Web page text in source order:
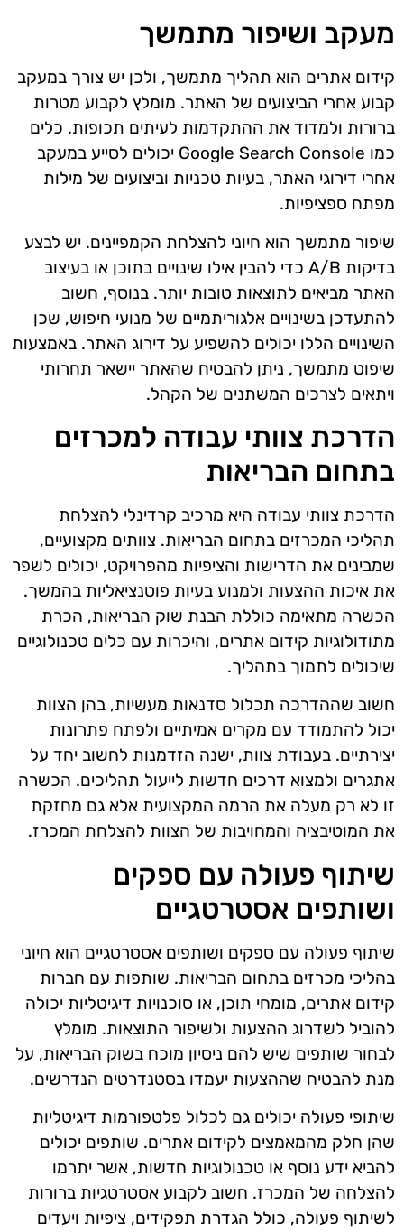
מעקב ושיפור מתמשך
קידום אתרים הוא תהליך מתמשך, ולכן יש צורך במעקב
קבוע אחרי הביצועים של האתר. מומלץ לקבוע מטרות
ברורות ולמדוד את ההתקדמות לעיתים תכופות. כלים
כמו Google Search Console יכולים לסייע במעקב
אחרי דירוגי האתר, בעיות טכניות וביצועים של מילות
מפתח ספציפיות.
שיפור מתמשך הוא חיוני להצלחת הקמפיינים. יש לבצע
בדיקות A/B כדי להבין אילו שינויים בתוכן או בעיצוב
האתר מביאים לתוצאות טובות יותר. בנוסף, חשוב
להתעדכן בשינויים אלגוריתמיים של מנועי חיפוש, שכן
השינויים הללו יכולים להשפיע על דירוג האתר. באמצעות
שיפוט מתמשך, ניתן להבטיח שהאתר יישאר תחרותי
ויתאים לצרכים המשתנים של הקהל.
הדרכת צוותי עבודה למכרזים
בתחום הבריאות
הדרכת צוותי עבודה היא מרכיב קרדינלי להצלחת
תהליכי המכרזים בתחום הבריאות. צוותים מקצועיים,
שמבינים את הדרישות והציפיות מהפרויקט, יכולים לשפר
את איכות ההצעות ולמנוע בעיות פוטנציאליות בהמשך.
הכשרה מתאימה כוללת הבנת שוק הבריאות, הכרת
מתודולוגיות קידום אתרים, והיכרות עם כלים טכנולוגיים
שיכולים לתמוך בתהליך.
חשוב שההדרכה תכלול סדנאות מעשיות, בהן הצוות
יכול להתמודד עם מקרים אמיתיים ולפתח פתרונות
יצירתיים. בעבודת צוות, ישנה הזדמנות לחשוב יחד על
אתגרים ולמצוא דרכים חדשות לייעול תהליכים. הכשרה
זו לא רק מעלה את הרמה המקצועית אלא גם מחזקת
את המוטיבציה והמחויבות של הצוות להצלחת המכרז.
שיתוף פעולה עם ספקים
ושותפים אסטרטגיים
שיתוף פעולה עם ספקים ושותפים אסטרטגיים הוא חיוני
בהליכי מכרזים בתחום הבריאות. שותפות עם חברות
קידום אתרים, מומחי תוכן, או סוכנויות דיגיטליות יכולה
להוביל לשדרוג ההצעות ולשיפור התוצאות. מומלץ
לבחור שותפים שיש להם ניסיון מוכח בשוק הבריאות, על
מנת להבטיח שההצעות יעמדו בסטנדרטים הנדרשים.
שיתופי פעולה יכולים גם לכלול פלטפורמות דיגיטליות
שהן חלק מהמאמצים לקידום אתרים. שותפים יכולים
להביא ידע נוסף או טכנולוגיות חדשות, אשר יתרמו
להצלחה של המכרז. חשוב לקבוע אסטרטגיות ברורות
לשיתוף פעולה, כולל הגדרת תפקידים, ציפיות ויעדים